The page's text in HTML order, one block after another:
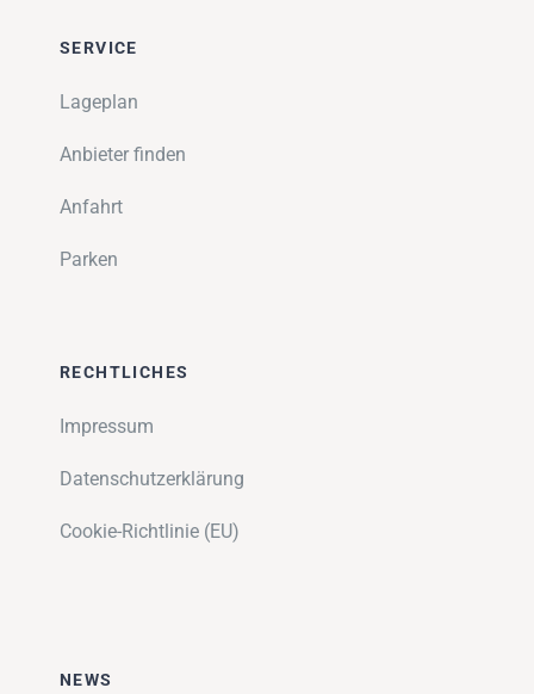
SERVICE
Lageplan
Anbieter finden
Anfahrt
Parken
RECHTLICHES
Impressum
Datenschutzerklärung
Cookie-Richtlinie (EU)
NEWS